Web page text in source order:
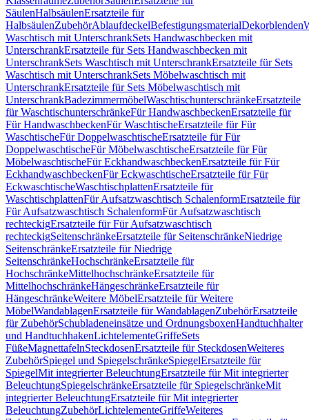
SäulenHalbsäulenErsatzteile für
HalbsäulenZubehörAblaufdeckelBefestigungsmaterialDekorblenden
Waschtisch mit UnterschrankSets Handwaschbecken mit
UnterschrankErsatzteile für Sets Handwaschbecken mit
UnterschrankSets Waschtisch mit UnterschrankErsatzteile für Sets
Waschtisch mit UnterschrankSets Möbelwaschtisch mit
UnterschrankErsatzteile für Sets Möbelwaschtisch mit
UnterschrankBadezimmermöbelWaschtischunterschränkeErsatzteile
für WaschtischunterschränkeFür HandwaschbeckenErsatzteile für
Für HandwaschbeckenFür WaschtischeErsatzteile für Für
WaschtischeFür DoppelwaschtischeErsatzteile für Für
DoppelwaschtischeFür MöbelwaschtischeErsatzteile für Für
MöbelwaschtischeFür EckhandwaschbeckenErsatzteile für Für
EckhandwaschbeckenFür EckwaschtischeErsatzteile für Für
EckwaschtischeWaschtischplattenErsatzteile für
WaschtischplattenFür Aufsatzwaschtisch SchalenformErsatzteile für
Für Aufsatzwaschtisch SchalenformFür Aufsatzwaschtisch
rechteckigErsatzteile für Für Aufsatzwaschtisch
rechteckigSeitenschränkeErsatzteile für SeitenschränkeNiedrige
SeitenschränkeErsatzteile für Niedrige
SeitenschränkeHochschränkeErsatzteile für
HochschränkeMittelhochschränkeErsatzteile für
MittelhochschränkeHängeschränkeErsatzteile für
HängeschränkeWeitere MöbelErsatzteile für Weitere
MöbelWandablagenErsatzteile für WandablagenZubehörErsatzteile
für ZubehörSchubladeneinsätze und OrdnungsboxenHandtuchhalter
und HandtuchhakenLichtelementeGriffeSets
FüßeMagnettafelnSteckdosenErsatzteile für SteckdosenWeiteres
ZubehörSpiegel und SpiegelschränkeSpiegelErsatzteile für
SpiegelMit integrierter BeleuchtungErsatzteile für Mit integrierter
BeleuchtungSpiegelschränkeErsatzteile für SpiegelschränkeMit
integrierter BeleuchtungErsatzteile für Mit integrierter
BeleuchtungZubehörLichtelementeGriffeWeiteres